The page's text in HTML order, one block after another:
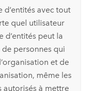
d’entités avec tout
quel utilisateur
d’entités peut la
de personnes qui
et de
même les
autorisés à mettre